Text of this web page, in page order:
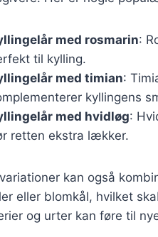
med rosmarin:
til kylling.
med timian:
kyllingens
med hvidløg:
retten ekstra lækker.
kan også
eller blomkål, hvilket
og urter kan føre til